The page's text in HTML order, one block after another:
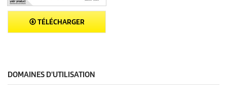
TÉLÉCHARGER
DOMAINES D'UTILISATION